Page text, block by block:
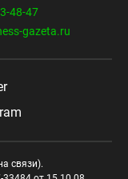
48-47
gazeta.ru
связи).